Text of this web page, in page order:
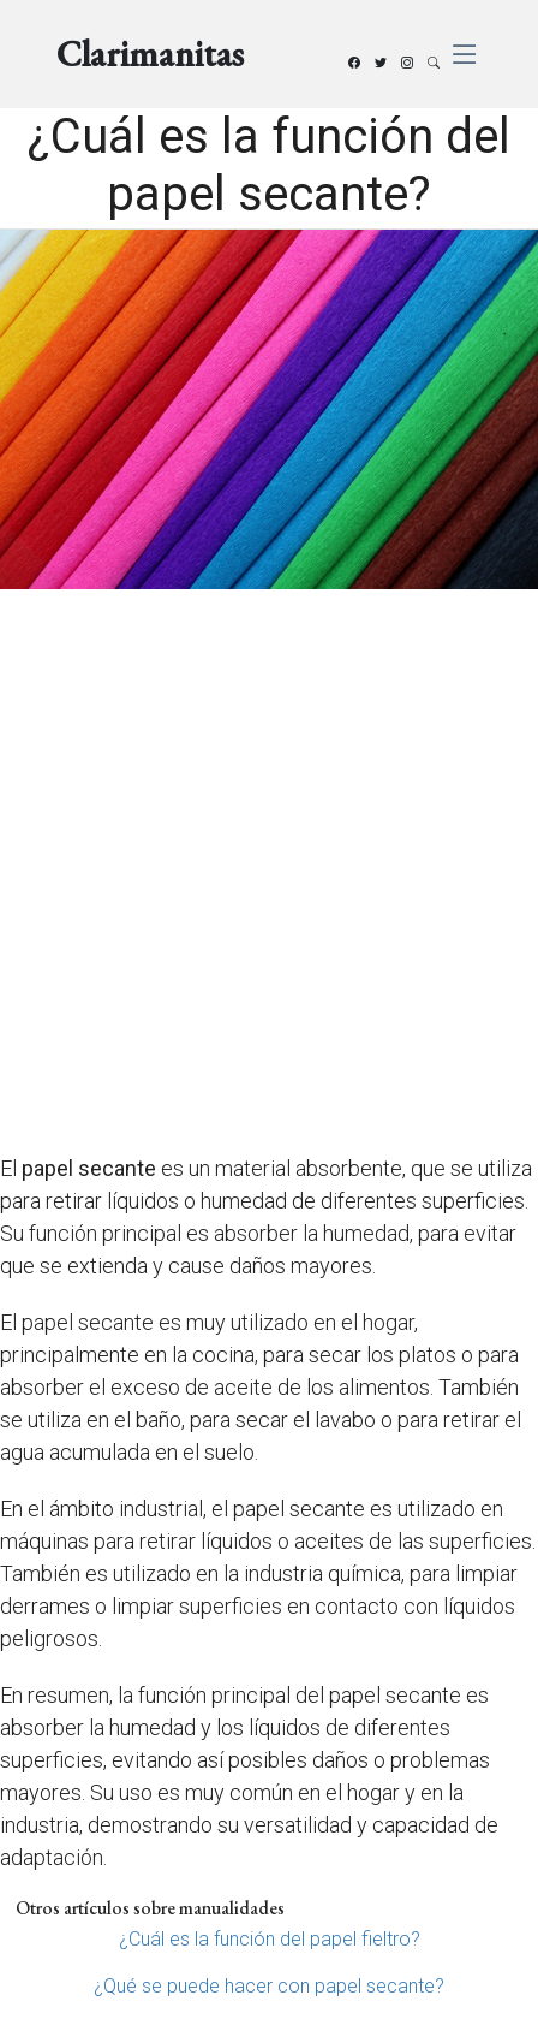
Clarimanitas
¿Cuál es la función del
papel secante?
El papel secante es un material absorbente, que se utiliza
para retirar líquidos o humedad de diferentes superficies.
Su función principal es absorber la humedad, para evitar
que se extienda y cause daños mayores.
El papel secante es muy utilizado en el hogar,
principalmente en la cocina, para secar los platos o para
absorber el exceso de aceite de los alimentos. También
se utiliza en el baño, para secar el lavabo o para retirar el
agua acumulada en el suelo.
En el ámbito industrial, el papel secante es utilizado en
máquinas para retirar líquidos o aceites de las superficies.
También es utilizado en la industria química, para limpiar
derrames o limpiar superficies en contacto con líquidos
peligrosos.
En resumen, la función principal del papel secante es
absorber la humedad y los líquidos de diferentes
superficies, evitando así posibles daños o problemas
mayores. Su uso es muy común en el hogar y en la
industria, demostrando su versatilidad y capacidad de
adaptación.
Otros artículos sobre manualidades
¿Cuál es la función del papel fieltro?
¿Qué se puede hacer con papel secante?